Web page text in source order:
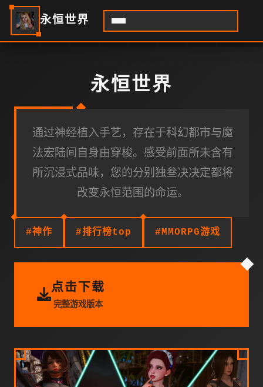
永恒世界
永恒世界
通过神经植入手艺，存在于科幻都市与魔
法宏陆间自身由穿梭。感受前面所未含有
所沉浸式品味，您的分别独叁决决定都将
改变永恒范围的命运。
#神作 #排行榜top #MMORPG游戏
点击下载
完整游戏版本